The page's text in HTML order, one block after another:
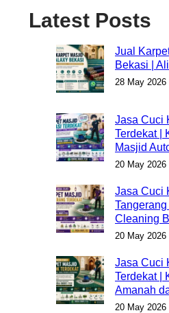
Latest Posts
Jual
Bekasi |
28 May 2026
Jasa Cuci
Terdekat |
Masjid
20 May 2026
Jasa Cuci
Cleaning
20 May 2026
Jasa Cuci
Terdekat |
Amanah
20 May 2026